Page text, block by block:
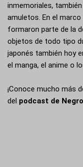
inmemoriales,
amuletos. En el
formaron parte de la
objetos de todo tipo
japonés también hoy
el manga, el anime o
¡Conoce mucho más
del podcast de